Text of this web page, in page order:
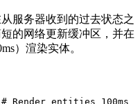
服务器收到的过去状态之
的网络更新缓冲区，并在
）渲染实体。
Render entities 100ms